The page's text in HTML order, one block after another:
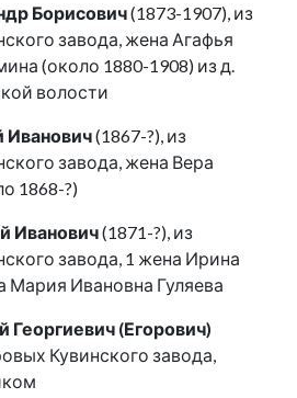
Борисович(1873-1907), из
завода, жена Агафья
(около 1880-1908) из д.
волости
Иванович(1867-?), из
завода, жена Вера
1868-?)
Иванович(1871-?), из
завода, 1 жена Ирина
Мария Ивановна Гуляева
Георгиевич (Егорович)
Кувинского завода,